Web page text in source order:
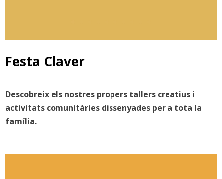
Festa Claver
Descobreix els nostres propers tallers creatius i
activitats comunitàries dissenyades per a tota la
família.